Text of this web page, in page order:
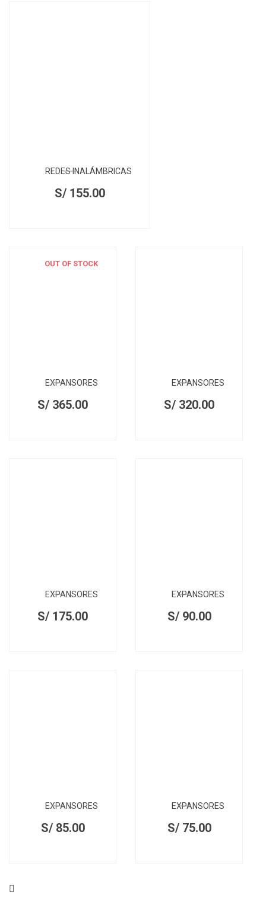
REDES INALÁMBRICAS
S/155.00
OUT OF STOCK
EXPANSORES
S/ 365.00
EXPANSORES
S/ 320.00
EXPANSORES
S/ 175.00
EXPANSORES
S/90.00
EXPANSORES
S/85.00
EXPANSORES
S/75.00